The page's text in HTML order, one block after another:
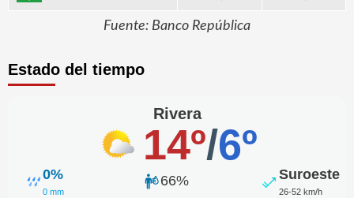
Fuente: Banco República
Estado del tiempo
Rivera
14º/6º
0%
0 mm
66% Suroeste
26-52 km/h